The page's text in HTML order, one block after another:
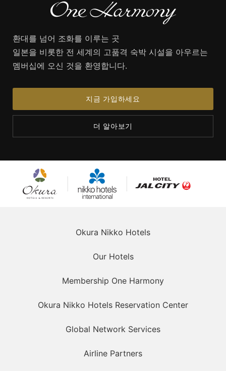
환대를 넘어 조화를 이루는 곳
일본을 비롯한 전 세계의 고품격 숙박 시설을 아우르는
멤버십에 오신 것을 환영합니다.
지금 가입하세요
더 알아보기
오쿠라 호
텔즈 & 리
닛코 호텔
즈 인터내
호텔 JAL 시티
Okura Nikko Hotels
Our Hotels
Membership One Harmony
Okura Nikko Hotels Reservation Center
Global Network Services
Airline Partners